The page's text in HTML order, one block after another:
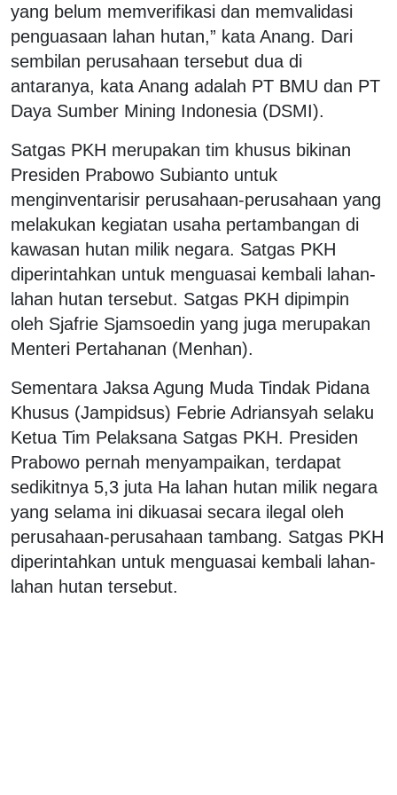
yang belum memverifikasi dan memvalidasi
penguasaan lahan hutan,” kata Anang. Dari
sembilan perusahaan tersebut dua di
antaranya, kata Anang adalah PT BMU dan PT
Daya Sumber Mining Indonesia (DSMI).
Satgas PKH merupakan tim khusus bikinan
Presiden Prabowo Subianto untuk
menginventarisir perusahaan-perusahaan yang
melakukan kegiatan usaha pertambangan di
kawasan hutan milik negara. Satgas PKH
diperintahkan untuk menguasai kembali lahan-
lahan hutan tersebut. Satgas PKH dipimpin
oleh Sjafrie Sjamsoedin yang juga merupakan
Menteri Pertahanan (Menhan).
Sementara Jaksa Agung Muda Tindak Pidana
Khusus (Jampidsus) Febrie Adriansyah selaku
Ketua Tim Pelaksana Satgas PKH. Presiden
Prabowo pernah menyampaikan, terdapat
sedikitnya 5,3 juta Ha lahan hutan milik negara
yang selama ini dikuasai secara ilegal oleh
perusahaan-perusahaan tambang. Satgas PKH
diperintahkan untuk menguasai kembali lahan-
lahan hutan tersebut.